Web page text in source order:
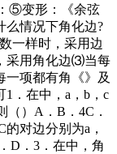
⑤变形：《余弦
情况下角化边?
一样时，采用边
采用角化边⑶当每
项都有角《》及
．在中，a，b，c
）A．B．4C．
对边分别为a，
D．3．在中，角